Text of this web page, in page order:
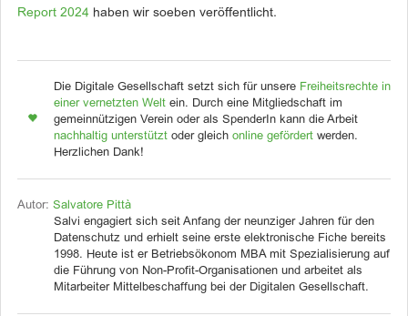
Report 2024 haben wir soeben veröffentlicht.
Die Digitale Gesellschaft setzt sich für unsere Freiheitsrechte in
einer vernetzten Welt ein. Durch eine Mitgliedschaft im
gemeinnützigen Verein oder als SpenderIn kann die Arbeit
nachhaltig unterstützt oder gleich online gefördert werden.
Herzlichen Dank!
Autor: Salvatore Pittà
Salvi engagiert sich seit Anfang der neunziger Jahren für den
Datenschutz und erhielt seine erste elektronische Fiche bereits
1998. Heute ist er Betriebsökonom MBA mit Spezialisierung auf
die Führung von Non-Profit-Organisationen und arbeitet als
Mitarbeiter Mittelbeschaffung bei der Digitalen Gesellschaft.